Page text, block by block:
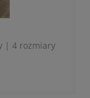
| 4 rozmiary